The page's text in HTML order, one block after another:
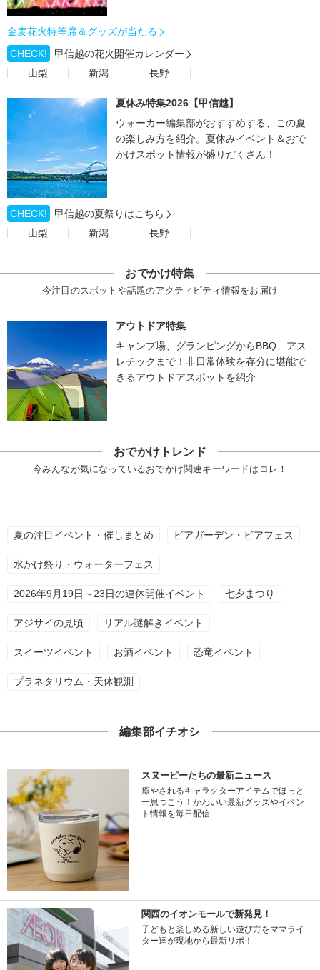
金麦花火特等席＆グッズが当たる
CHECK!
甲信越の花火開催カレンダー
山梨
新潟 長野
夏休み特集2026【甲信越】
ウォーカー編集部がおすすめする、この夏
の楽しみ方を紹介。夏休みイベント＆おで
かけスポット情報が盛りだくさん！
CHECK!
甲信越の夏祭りはこちら
山梨
新潟 長野
おでかけ特集
今注目のスポットや話題のアクティビティ情報をお届け
アウトドア特集
キャンプ場、グランピングからBBQ、アス
レチックまで！非日常体験を存分に堪能で
きるアウトドアスポットを紹介
おでかけトレンド
今みんなが気になっているおでかけ関連キーワードはコレ！
夏の注目イベント・催しまとめ ビアガーデン・ビアフェス
水かけ祭り・ウォーターフェス
2026年9月19日～23日の連休開催イベント 七夕まつり
アジサイの見頃 リアル謎解きイベント
スイーツイベント お酒イベント 恐竜イベント
プラネタリウム・天体観測
編集部イチオシ
スヌーピーたちの最新ニュース
癒やされるキャラクターアイテムでほっと
一息つこう！かわいい最新グッズやイベン
ト情報を毎日配信
関西のイオンモールで新発見！
子どもと楽しめる新しい遊び方をママライ
ター達が現地から最新リポ！